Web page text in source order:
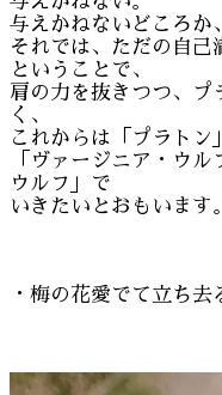
与えかねないどころか
それでは、ただの自己
ということで、
肩の力を抜きつつ、プ
く、
これからは「プラトン
「ヴァージニア・ウ
ウルフ」で
いきたいとおもいます。
・梅の花愛でて立